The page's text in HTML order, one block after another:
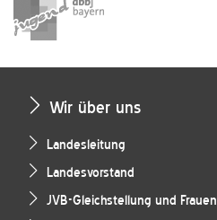
Wir über uns
Landesleitung
Landesvorstand
JVB-Gleichstellung und Frauen